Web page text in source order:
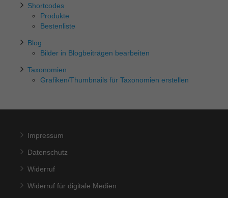
Shortcodes
Produkte
Bestenliste
Blog
Bilder in Blogbeiträgen bearbeiten
Taxonomien
Grafiken/Thumbnails für Taxonomien erstellen
Impressum
Datenschutz
Widerruf
Widerruf für digitale Medien